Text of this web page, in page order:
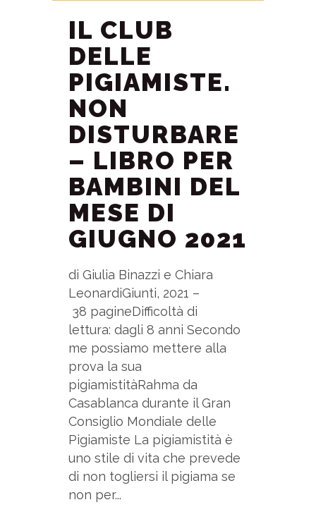
IL CLUB
DELLE
PIGIAMISTE.
NON
DISTURBARE
– LIBRO PER
BAMBINI DEL
MESE DI
GIUGNO 2021
di Giulia Binazzi e Chiara
LeonardiGiunti, 2021 –
38 pagineDifficoltà di
lettura: dagli 8 anni Secondo
me possiamo mettere alla
prova la sua
pigiamistitàRahma da
Casablanca durante il Gran
Consiglio Mondiale delle
Pigiamiste La pigiamistità è
uno stile di vita che prevede
di non togliersi il pigiama se
non per...